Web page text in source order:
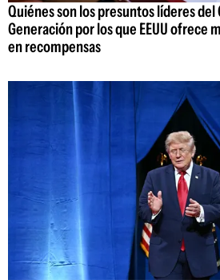
Quiénes son los presuntos líderes del
Generación por los que EEUU ofrece
en recompensas